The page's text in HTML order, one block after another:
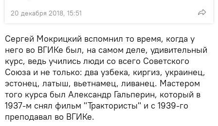
20 декабря 2018, 15:51
Сергей Мокрицкий вспомнил то время, когда у
него во ВГИКе был, на самом деле, удивительный
курс, ведь учились люди со всего Советского
Союза и не только: два узбека, киргиз, украинец,
эстонец, латыш, вьетнамец, ливанец. Мастером
того курса был Александр Гальперин, который в
1937-м снял фильм "Трактористы" и с 1939-го
преподавал во ВГИКе.